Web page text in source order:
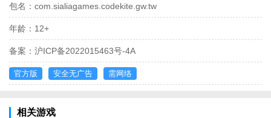
包名： com.sialiagames.codekite.gw.tw
年龄： 12+
备案： 沪ICP备2022015463号-4A
官方版 安全无广告 需网络
相关游戏